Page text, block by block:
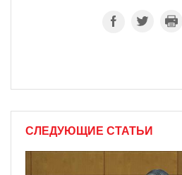
СЛЕДУЮЩИЕ СТАТЬИ